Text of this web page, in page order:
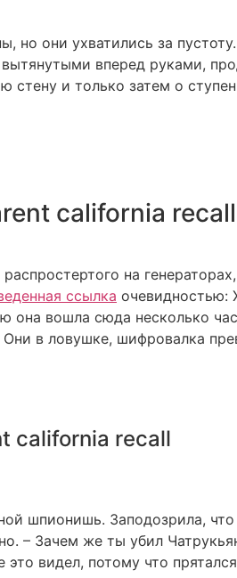
но они ухватились за
вытянутыми вперед руками,
и только затем о
california recall
на
ссылка очевидностью:
она вошла сюда несколько
в ловушке, шифровалка
california recall
шпионишь. Заподозрила,
– Зачем же ты убил
видел, потому что